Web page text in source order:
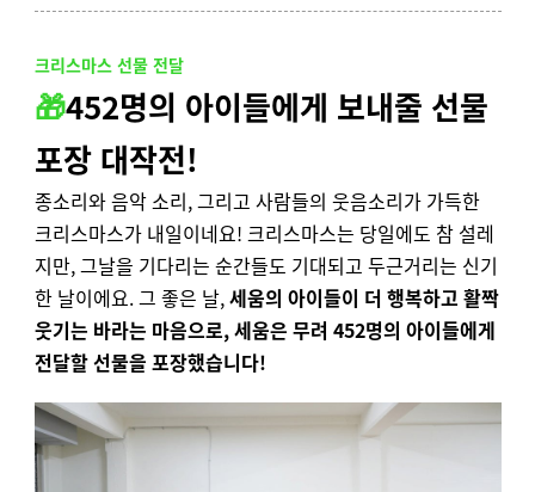
크리스마스 선물 전달
🎁452명의 아이들에게 보내줄 선물
포장 대작전!
종소리와 음악 소리, 그리고 사람들의 웃음소리가 가득한
크리스마스가 내일이네요! 크리스마스는 당일에도 참 설레
지만, 그날을 기다리는 순간들도 기대되고 두근거리는 신기
한 날이에요. 그 좋은 날,세움의 아이들이 더 행복하고 활짝
웃기는 바라는 마음으로, 세움은 무려 452명의 아이들에게
전달할 선물을 포장했습니다!